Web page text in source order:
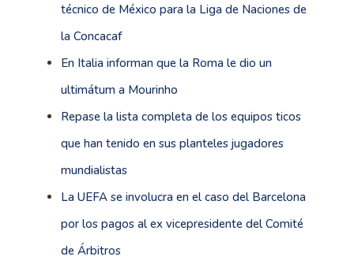
técnico de México para la Liga de Naciones de
la Concacaf
En Italia informan que la Roma le dio un
ultimátum a Mourinho
Repase la lista completa de los equipos ticos
que han tenido en sus planteles jugadores
mundialistas
La UEFA se involucra en el caso del Barcelona
por los pagos al ex vicepresidente del Comité
de Árbitros